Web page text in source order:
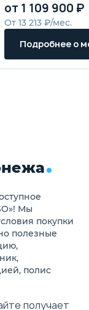
Система
фронтальных
(FCI)
Система
торможения
Боковые шторки
безопасности
смартфона
от 1 109 900 ₽
От 13 213 ₽/мес.
Подробнее о
Мы
покупки
полезные
полис
получает